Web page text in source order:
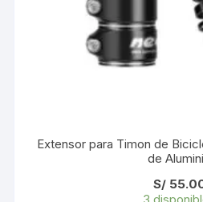
Extensor para Timon de
de
S/